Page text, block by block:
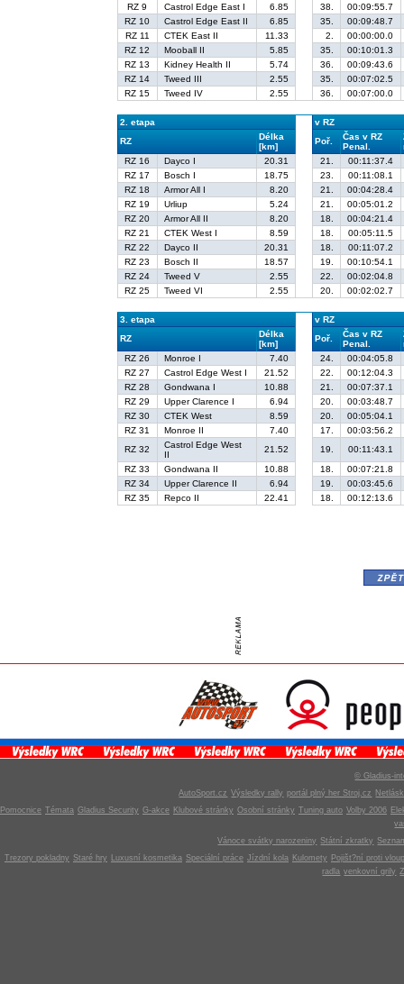
RZ 9
Castrol Edge East I 6.85 38.
00:09:55.7
RZ 10
Castrol Edge East II 6.85 35.
00:09:48.7
RZ 11
CTEK East II 11.33 2.
00:00:00.0
RZ 12
Mooball II 5.85 35.
00:10:01.3
RZ 13
Kidney Health II 5.74 36.
00:09:43.6
RZ 14
Tweed III 2.55 35.
00:07:02.5
RZ 15
Tweed IV 2.55 36. 00:07:00.0
2. etapa
v RZ
RZ
Délka
[km]
Poř.
Čas v RZ
Penal.
RZ 16
Dayco I 20.31 21.
00:11:37.4
RZ 17
Bosch I 18.75 23.
00:11:08.1
RZ 18
Armor All I 8.20 21.
00:04:28.4
RZ 19
Urliup 5.24 21.
00:05:01.2
RZ 20
Armor All II 8.20 18.
00:04:21.4
RZ 21
CTEK West I 8.59 18.
00:05:11.5
RZ 22
Dayco II 20.31 18.
00:11:07.2
RZ 23
Bosch II 18.57 19.
00:10:54.1
RZ 24
Tweed V 2.55 22.
00:02:04.8
RZ 25
Tweed VI 2.55 20. 00:02:02.7
3. etapa
v RZ
RZ
Délka
[km]
Poř.
Čas v RZ
Penal.
RZ 26
Monroe I 7.40 24.
00:04:05.8
RZ 27
Castrol Edge West I 21.52 22.
00:12:04.3
RZ 28
Gondwana I 10.88 21.
00:07:37.1
RZ 29
Upper Clarence I 6.94 20.
00:03:48.7
RZ 30
CTEK West 8.59 20.
00:05:04.1
RZ 31
Monroe II 7.40 17.
00:03:56.2
RZ 32
Castrol Edge West
II
21.52 19.
00:11:43.1
RZ 33
Gondwana II 10.88 18.
00:07:21.8
RZ 34
Upper Clarence II 6.94 19.
00:03:45.6
RZ 35
Repco II 22.41 18. 00:12:13.6
© Gladius-
AutoSport.cz Výsledky rally portál plný her Stroj.cz
Pomocnice Témata Gladius Security G-akce Klubové stránky Osobní stránky Tuning auto Volby 2006
Vánoce svátky narozeniny Státní zkratky
Trezory pokladny Staré hry Luxusní kosmetika Speciální práce Jízdní kola Kulomety
Pojišt?ní proti
radla venkovní grily